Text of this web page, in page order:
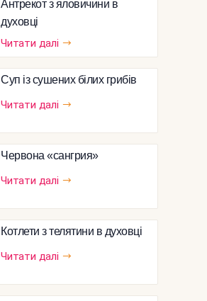
Антрекот з яловичини в
духовці
Читати далі
Суп із сушених білих грибів
Читати далі
Червона «сангрия»
Читати далі
Котлети з телятини в духовці
Читати далі